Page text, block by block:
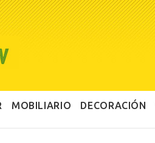
MOBILIARIO DECORACIÓN